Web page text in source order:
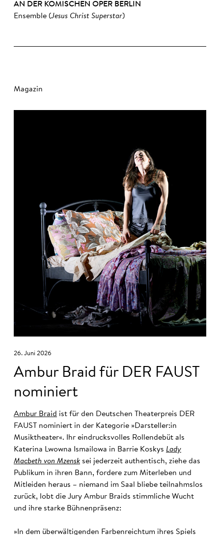
AN DER KOMISCHEN OPER BERLIN
Ensemble (Jesus Christ Superstar)
Magazin
26. Juni 2026
Ambur Braid für DER FAUST
nominiert
Ambur Braid ist für den Deutschen Theaterpreis DER
FAUST nominiert in der Kategorie »Darsteller:in
Musiktheater«. Ihr eindrucksvolles Rollendebüt als
Katerina Lwowna Ismailowa in Barrie Koskys Lady
Macbeth von Mzensk sei jederzeit authentisch, ziehe das
Publikum in ihren Bann, fordere zum Miterleben und
Mitleiden heraus – niemand im Saal bliebe teilnahmslos
zurück, lobt die Jury Ambur Braids stimmliche Wucht
und ihre starke Bühnenpräsenz:
»In dem überwältigenden Farbenreichtum ihres Spiels